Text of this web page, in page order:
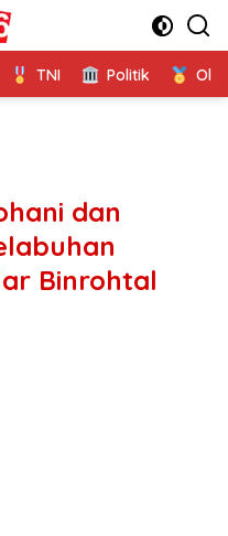
TNI Politik
dan
Binrohtal